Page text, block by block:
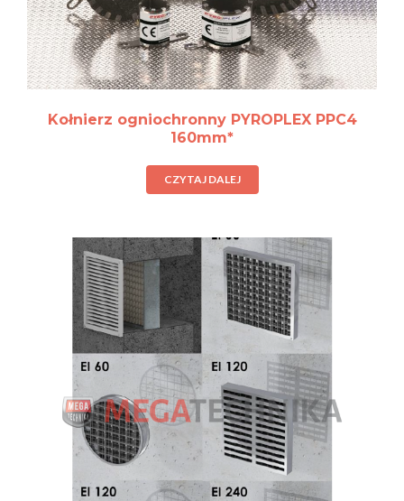
Kołnierz ogniochronny PYROPLEX PPC4
160mm*
CZYTAJ DALEJ